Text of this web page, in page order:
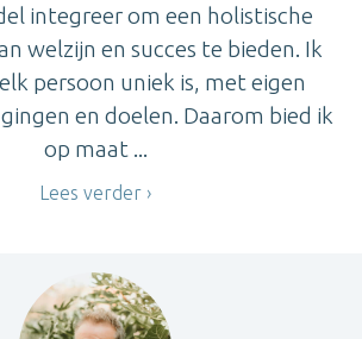
integreer om een holistische
welzijn en succes te bieden. Ik
persoon uniek is, met eigen
en doelen. Daarom bied ik
op maat ...
Lees verder